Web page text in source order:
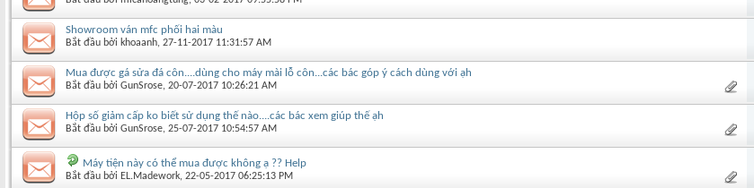
Showroom ván mfc phối hai màu
Bắt đầu bởi khoaanh‎, 27-11-2017 11:31:57 AM
Mua được gá sửa đá côn....dùng cho máy mài lỗ côn...các bác góp ý cách dùng với ạh
Bắt đầu bởi GunSrose‎, 20-07-2017 10:26:21 AM
Hộp số giảm cấp ko biết sử dụng thế nào....các bác xem giúp thế ạh
Bắt đầu bởi GunSrose‎, 25-07-2017 10:54:57 AM
Máy tiện này có thể mua được không ạ ?? Help
Bắt đầu bởi EL.Madework‎, 22-05-2017 06:25:13 PM